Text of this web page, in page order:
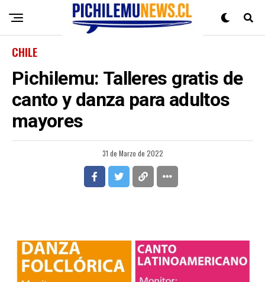
CHILE
Pichilemu: Talleres gratis de
canto y danza para adultos
mayores
31 de Marzo de 2022